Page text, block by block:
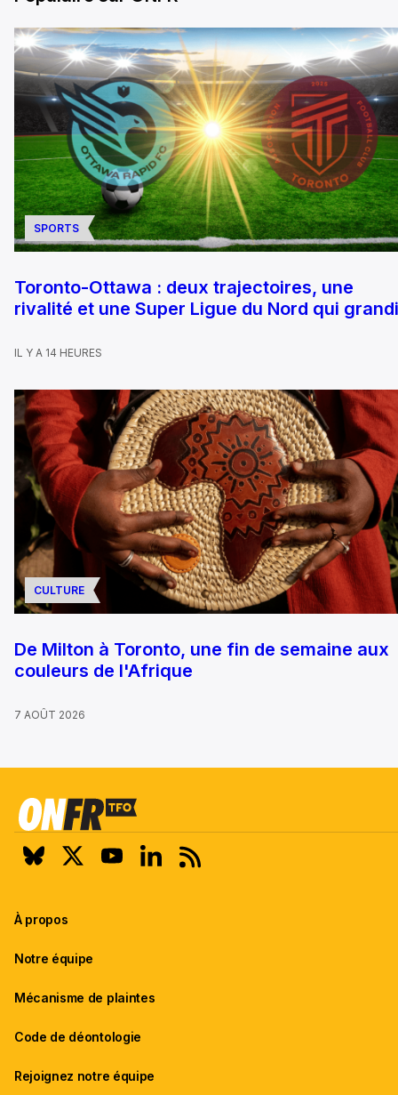
SPORTS
Toronto-Ottawa : deux trajectoires, une
rivalité et une Super Ligue du Nord qui
IL Y A 14 HEURES
CULTURE
De Milton à Toronto, une fin de semaine aux
couleurs de l'Afrique
7 AOÛT 2026
À propos
Notre équipe
Mécanisme de plaintes
Code de déontologie
Rejoignez notre équipe